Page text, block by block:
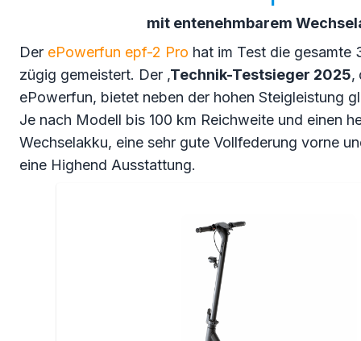
mit entenehmbarem
Der ePowerfun epf-2 Pro hat im Test die gesamte
zügig gemeistert. Der ‚Technik-Testsieger 2025
ePowerfun, bietet neben der hohen Steigleistung
Je nach Modell bis 100 km Reichweite und einen
Wechselakku, eine sehr gute Vollfederung vorne
eine Highend Ausstattung.